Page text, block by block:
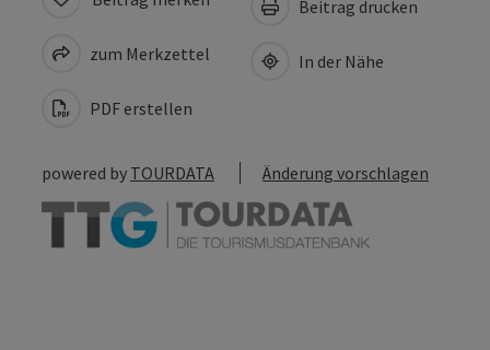
zum Merkzettel
PDF erstellen
Beitrag drucken
In der Nähe
powered by TOURDATA Änderung vorschlagen